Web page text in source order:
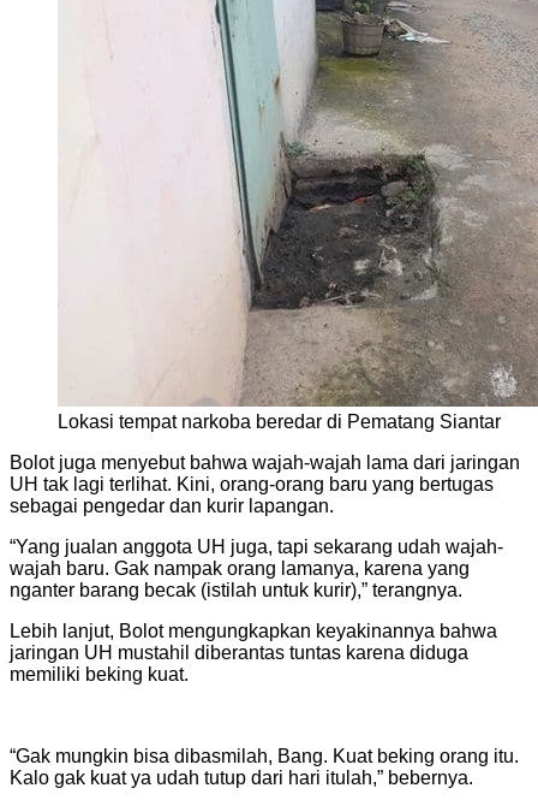
Lokasi tempat narkoba beredar di Pematang Siantar
Bolot juga menyebut bahwa wajah-wajah lama dari jaringan
UH tak lagi terlihat. Kini, orang-orang baru yang bertugas
sebagai pengedar dan kurir lapangan.
“Yang jualan anggota UH juga, tapi sekarang udah wajah-
wajah baru. Gak nampak orang lamanya, karena yang
nganter barang becak (istilah untuk kurir),” terangnya.
Lebih lanjut, Bolot mengungkapkan keyakinannya bahwa
jaringan UH mustahil diberantas tuntas karena diduga
memiliki beking kuat.
“Gak mungkin bisa dibasmilah, Bang. Kuat beking orang itu.
Kalo gak kuat ya udah tutup dari hari itulah,” bebernya.